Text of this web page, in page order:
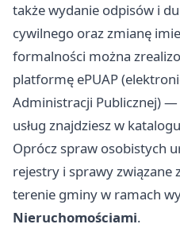
także wydanie odpisów i
cywilnego oraz zmianę
formalności można
platformę ePUAP
Administracji Publicznej) —
usług znajdziesz w
Oprócz spraw osobistych
rejestry i sprawy związane
terenie gminy w ramach
Nieruchomościami.